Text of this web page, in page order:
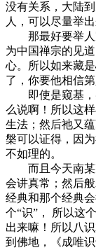
没有关系，大陆
人，可以尽量举
那最好要举人家
为中国禅宗的见
心。所以如来藏
了，你要他相信
即使是窥基，窥
么说啊！所以这
生法；然后祂又
槃可以证得，因
不如理的。
而且今天南某某
会讲真常；然后
经典和那个经典
个“识”， 所以这
出来嘛！所以八
到佛地，《成唯